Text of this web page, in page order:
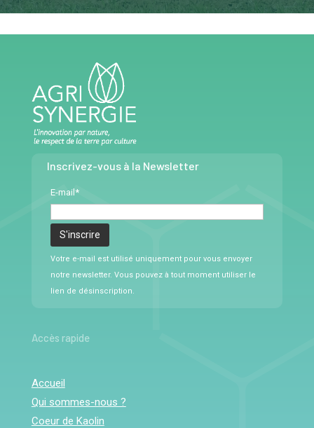
Inscrivez-vous à la Newsletter
E-mail*
Votre e-mail est utilisé uniquement pour vous envoyer
notre newsletter. Vous pouvez à tout moment utiliser le
lien de désinscription.
Accès rapide
Accueil
Qui sommes-nous ?
Coeur de Kaolin